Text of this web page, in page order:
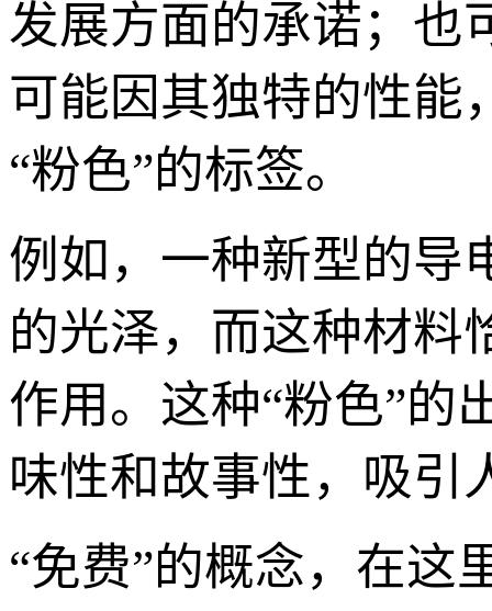
发展方面的承诺；也
可能因其独特的性能
“粉色”的标签。
例如，一种新型的导
的光泽，而这种材料
作用。这种“粉色”的
味性和故事性，吸引
“免费”的概念，在这